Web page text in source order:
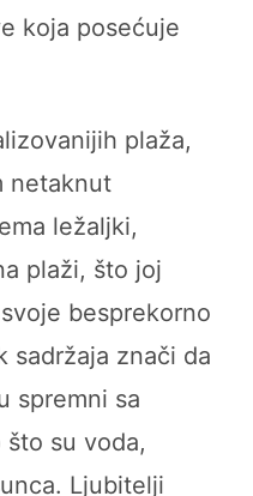
koja posećuje
plaža,
netaknut
ležaljki,
plaži, što joj
besprekorno
sadržaja znači da
spremni sa
što su voda,
Ljubitelji